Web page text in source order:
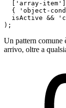
'array-item'
  {
'object-
  isActive
&&
);
Un pattern comune
arrivo, oltre a